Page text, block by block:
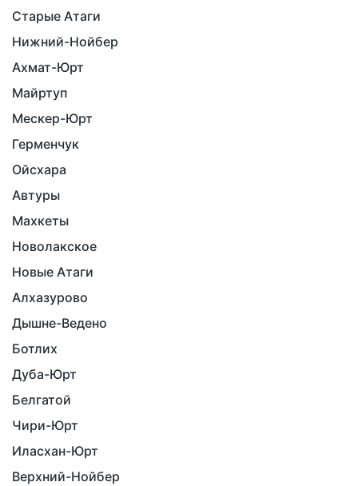
Старые Атаги
Нижний-Нойбер
Ахмат-Юрт
Майртуп
Мескер-Юрт
Герменчук
Ойсхара
Автуры
Махкеты
Новолакское
Новые Атаги
Алхазурово
Дышне-Ведено
Ботлих
Дуба-Юрт
Белгатой
Чири-Юрт
Иласхан-Юрт
Верхний-Нойбер